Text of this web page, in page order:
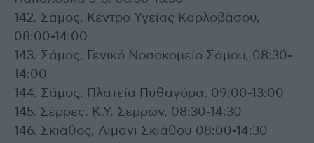
142. Σάμος, Κέντρο Υγείας Καρλοβάσου,
08:00-14:00
143. Σάμος, Γενικό Νοσοκομείο Σάμου, 08:30-
14:00
144. Σάμος, Πλατεία Πυθαγόρα, 09:00-13:00
145. Σέρρες, Κ.Υ. Σερρών, 08:30-14:30
146. Σκιάθος, Λιμάνι Σκιάθου 08:00-14:30